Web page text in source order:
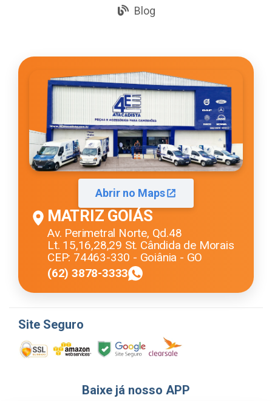
Blog
Abrir no Maps
MATRIZ GOIÁS
Av. Perimetral Norte, Qd.48
Lt. 15,16,28,29 St. Cândida de Morais
CEP: 74463-330 - Goiânia - GO
(62) 3878-3333
Site Seguro
Baixe já nosso APP